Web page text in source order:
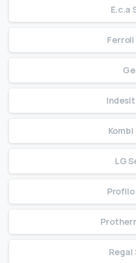
E.c.a
Ferroli
LG
Profilo
Regal